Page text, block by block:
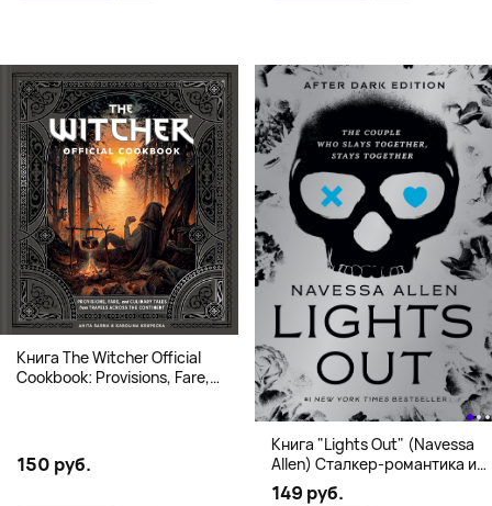
Книга The Witcher Official
Cookbook: Provisions, Fare,
150 руб.
Книга "Lights Out" (Navessa
Allen) Сталкер-романтика и
человек в маске (18+)
149 руб.